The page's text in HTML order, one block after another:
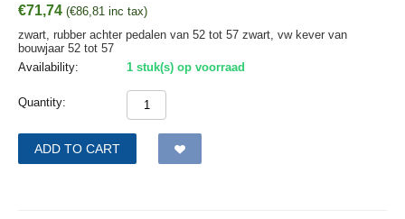
€71,74 (€86,81 inc tax)
zwart, rubber achter pedalen van 52 tot 57 zwart, vw kever van
bouwjaar 52 tot 57
Availability:
1 stuk(s) op voorraad
Quantity:
ADD TO CART